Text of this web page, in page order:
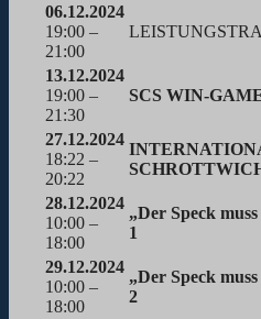
06.12.2024
19:00 –
21:00
13.12.2024
19:00 –
21:30
SCS WIN-
27.12.2024
18:22 –
20:22
28.12.2024
10:00 –
18:00
„Der Speck
1
29.12.2024
10:00 –
18:00
„Der Speck
2